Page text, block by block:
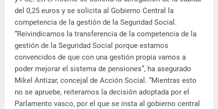
del 0,25 euros y se solicita al Gobierno Central la
competencia de la gestión de la Seguridad Social.
“Reivindicamos la transferencia de la competencia de la
gestión de la Seguridad Social porque estamos
convencidos de que con una gestión propia vamos a
poder mejorar el sistema de pensiones”, ha asegurado
Mikel Antizar, concejal de Acción Social. “Mientras esto
no se apruebe, reiteramos la decisión adoptada por el
Parlamento vasco, por el que se insta al gobierno central